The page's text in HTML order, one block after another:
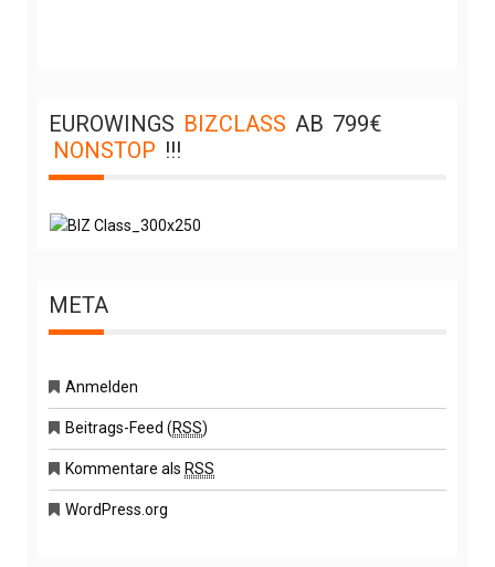
EUROWINGS BIZCLASS AB 799€
NONSTOP !!!
META
Anmelden
Beitrags-Feed (RSS)
Kommentare als RSS
WordPress.org